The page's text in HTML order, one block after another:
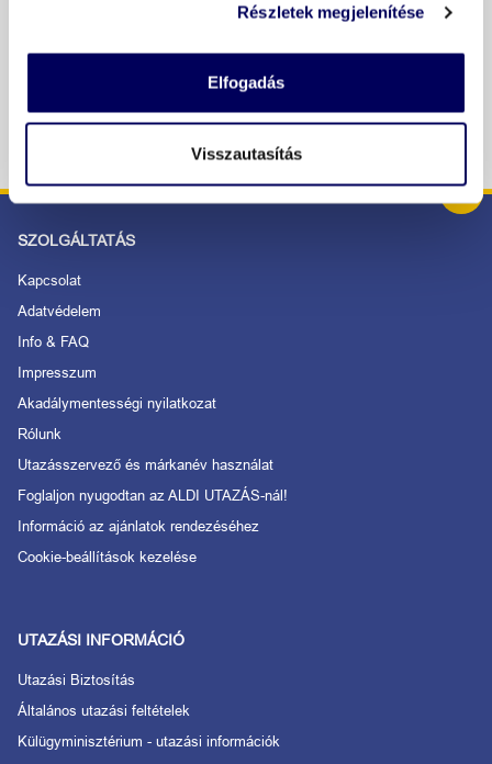
Részletek megjelenítése
Elfogadás
Visszautasítás
BIZTONSÁGOS RENDELÉS ÉS FIZETÉS
SZOLGÁLTATÁS
Kapcsolat
Adatvédelem
Info & FAQ
Impresszum
Akadálymentességi nyilatkozat
Rólunk
Utazásszervező és márkanév használat
Foglaljon nyugodtan az ALDI UTAZÁS-nál!
Információ az ajánlatok rendezéséhez
Cookie-beállítások kezelése
UTAZÁSI INFORMÁCIÓ
Utazási Biztosítás
Általános utazási feltételek
Külügyminisztérium - utazási információk